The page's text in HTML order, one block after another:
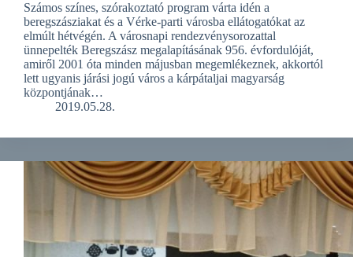
Számos színes, szórakoztató program várta idén a
beregszásziakat és a Vérke-parti városba ellátogatókat az
elmúlt hétvégén. A városnapi rendezvénysorozattal
ünnepelték Beregszász megalapításának 956. évfordulóját,
amiről 2001 óta minden májusban megemlékeznek, akkortól
lett ugyanis járási jogú város a kárpátaljai magyarság
központjának…
2019.05.28.